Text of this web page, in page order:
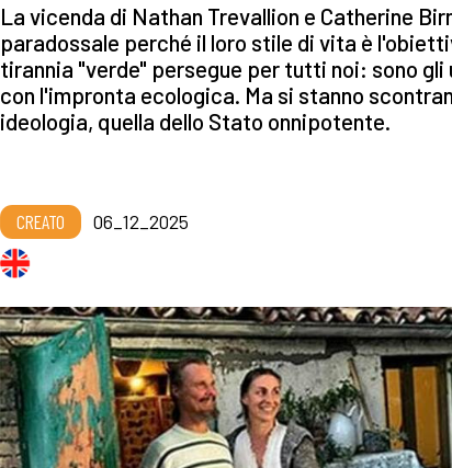
La vicenda di Nathan Trevallion e Catherine
paradossale perché il loro stile di vita è
tirannia "verde" persegue per tutti noi: sono gli
con l'impronta ecologica. Ma si stanno
ideologia, quella dello Stato onnipotente.
CREATO 06_12_2025